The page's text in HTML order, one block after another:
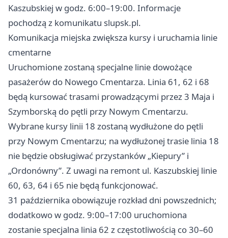
Kaszubskiej w godz. 6:00–19:00. Informacje
pochodzą z komunikatu slupsk.pl.
Komunikacja miejska zwiększa kursy i uruchamia linie
cmentarne
Uruchomione zostaną specjalne linie dowożące
pasażerów do Nowego Cmentarza. Linia 61, 62 i 68
będą kursować trasami prowadzącymi przez 3 Maja i
Szymborską do pętli przy Nowym Cmentarzu.
Wybrane kursy linii 18 zostaną wydłużone do pętli
przy Nowym Cmentarzu; na wydłużonej trasie linia 18
nie będzie obsługiwać przystanków „Kiepury” i
„Ordonówny”. Z uwagi na remont ul. Kaszubskiej linie
60, 63, 64 i 65 nie będą funkcjonować.
31 października obowiązuje rozkład dni powszednich;
dodatkowo w godz. 9:00–17:00 uruchomiona
zostanie specjalna linia 62 z częstotliwością co 30–60